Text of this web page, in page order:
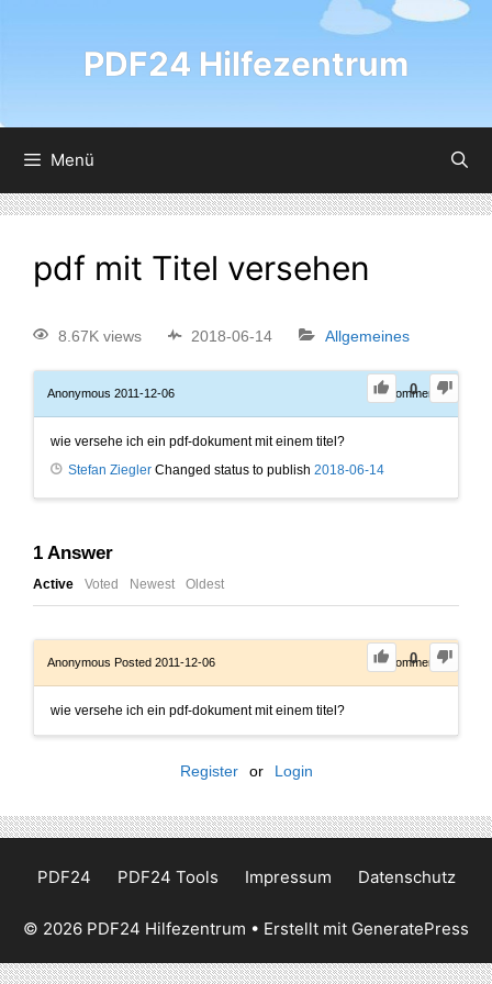
PDF24 Hilfezentrum
Menü
pdf mit Titel versehen
8.67K views 2018-06-14 Allgemeines
0
Anonymous 2011-12-06 0Comments
wie versehe ich ein pdf-dokument mit einem titel?
Stefan Ziegler Changed status to publish 2018-06-14
1 Answer
Active Voted Newest Oldest
0
Anonymous Posted 2011-12-06 0Comments
wie versehe ich ein pdf-dokument mit einem titel?
Register or Login
PDF24 PDF24 Tools Impressum Datenschutz
© 2026 PDF24 Hilfezentrum • Erstellt mit GeneratePress